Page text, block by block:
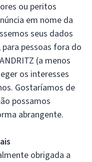
ou peritos
em nome da
seus dados
pessoas fora do
(a menos
os interesses
Gostaríamos de
possamos
abrangente.
obrigada a